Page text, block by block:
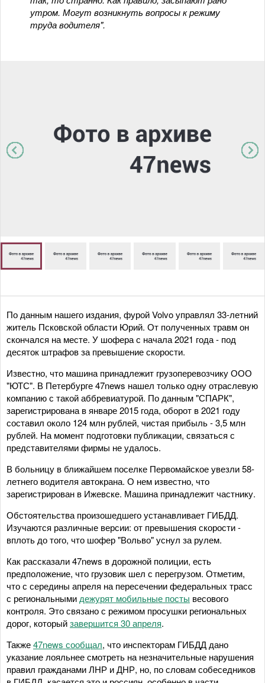
утром. Могут возникнуть вопросы к режиму
труда водителя".
По данным нашего издания, фурой Volvo управлял 33-летний
житель Псковской области Юрий. От полученных травм он
скончался на месте. У шофера с начала 2021 года - под
десяток штрафов за превышение скорости.
Известно, что машина принадлежит грузоперевозчику ООО
"ЮТС". В Петербурге 47news нашел только одну отраслевую
компанию с такой аббревиатурой. По данным "СПАРК",
зарегистрирована в январе 2015 года, оборот в 2021 году
составил около 124 млн рублей, чистая прибыль - 3,5 млн
рублей. На момент подготовки публикации, связаться с
представителями фирмы не удалось.
В больницу в ближайшем поселке Первомайское увезли 58-
летнего водителя автокрана. О нем известно, что
зарегистрирован в Ижевске. Машина принадлежит частнику.
Обстоятельства произошедшего устанавливает ГИБДД.
Изучаются различные версии: от превышения скорости -
вплоть до того, что шофер "Вольво" уснул за рулем.
Как рассказали 47news в дорожной полиции, есть
предположение, что грузовик шел с перегрузом. Отметим,
что с середины апреля на пересечении федеральных трасс
с региональнымидежурят мобильные посты весового
контроля. Это связано с режимом просушки региональных
дорог, которыйзавершится 30 апреля.
Также47news сообщал, что инспекторам ГИБДД дано
указание лояльнее смотреть на незначительные нарушения
правил гражданами ЛНР и ДНР, но, по словам собеседников